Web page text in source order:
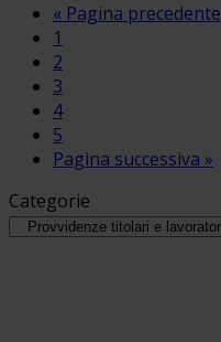
« Pagina precedente
1
2
3
4
5
Pagina successiva »
Categorie